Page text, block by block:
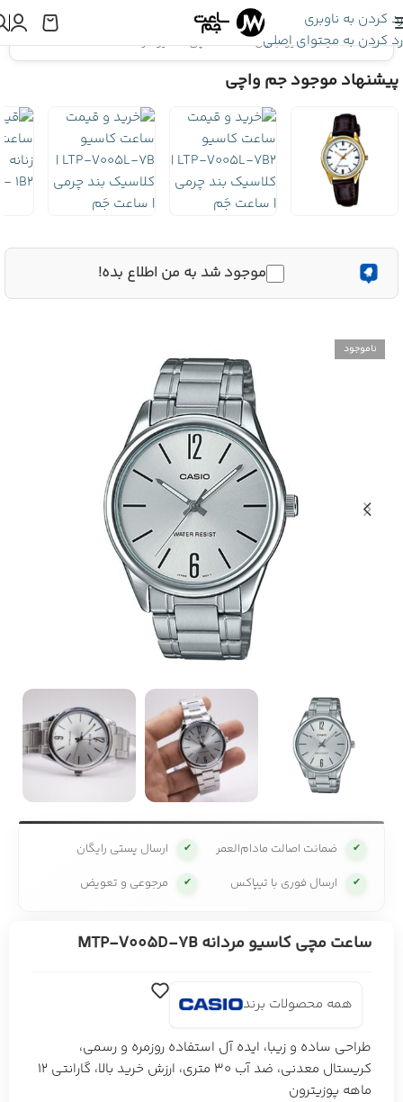
رد کردن به ناوبری
رد کردن به محتوای اصلی
اینجا هستید:کاسیو جنرال»ساعت مچی کاسیو مردانه MTP-V005D-7B
پیشنهاد موجود جم واچی
موجود شد به من اطلاع بده!
ناموجود
✔ ضمانت اصالت مادام‌العمر ✔ ارسال پستی رایگان
✔ ارسال فوری با تیپاکس ✔ مرجوعی و تعویض
ساعت مچی کاسیو مردانه MTP-V005D-7B
همه محصولات برند
طراحی ساده و زیبا، ایده آل استفاده روزمره و رسمی،
کریستال معدنی، ضد آب 30 متری، ارزش خرید بالا، گارانتی 12
ماهه پوزیترون